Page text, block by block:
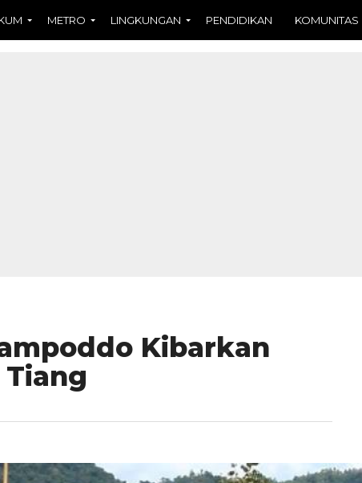
METRO LINGKUNGAN PENDIDIKAN KOMUNITAS
Kibarkan